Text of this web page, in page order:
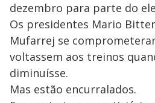
dezembro para parte do
Os presidentes Mario
Mufarrej se
voltassem aos treinos
diminuísse.
Mas estão encurralados.